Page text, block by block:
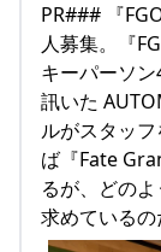
PR### 『
人募集。『
キーパーソ
訊いた
ルがスタッ
ば『Fate
るが、どの
求めているの